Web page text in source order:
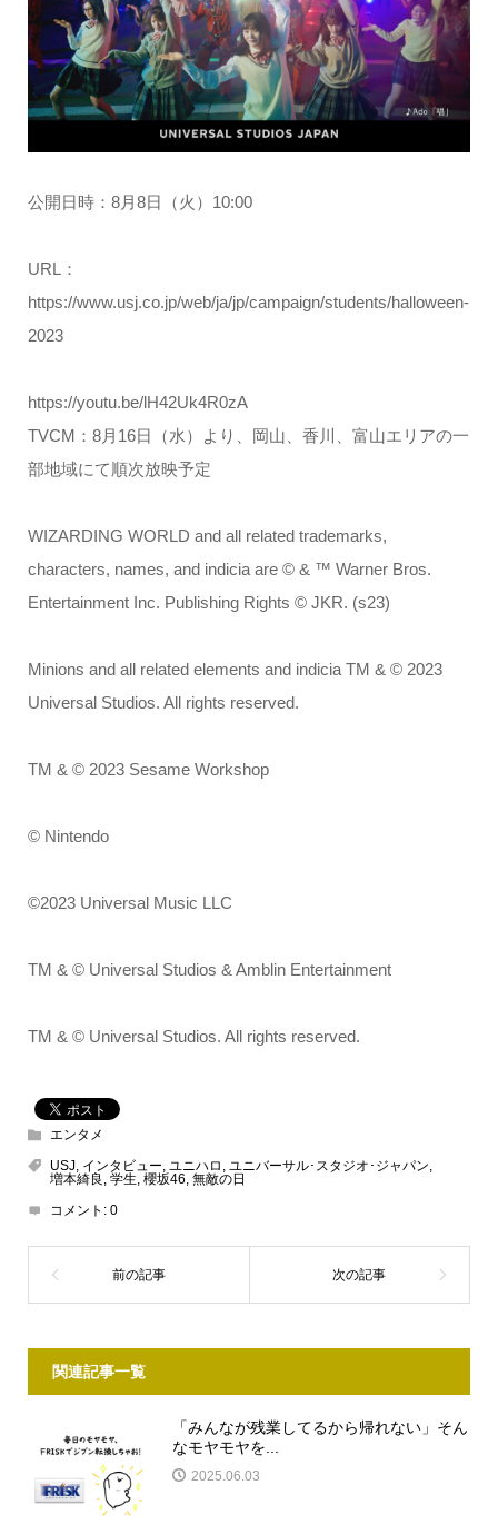
公開日時：8月8日（火）10:00
URL：
https://www.usj.co.jp/web/ja/jp/campaign/students/halloween-
2023
https://youtu.be/lH42Uk4R0zA
TVCM：8月16日（水）より、岡山、香川、富山エリアの一
部地域にて順次放映予定
WIZARDING WORLD and all related trademarks,
characters, names, and indicia are © & ™ Warner Bros.
Entertainment Inc. Publishing Rights © JKR. (s23)
Minions and all related elements and indicia TM & © 2023
Universal Studios. All rights reserved.
TM & © 2023 Sesame Workshop
© Nintendo
©2023 Universal Music LLC
TM & © Universal Studios & Amblin Entertainment
TM & © Universal Studios. All rights reserved.
エンタメ
USJ, インタビュー, ユニハロ , ユニバーサル･スタジオ･ジャパン,
増本綺良 , 学生, 櫻坂46, 無敵の日
コメント: 0
関連記事一覧
「みんなが残業してるから帰れない」そん
なモヤモヤを...
2025.06.03